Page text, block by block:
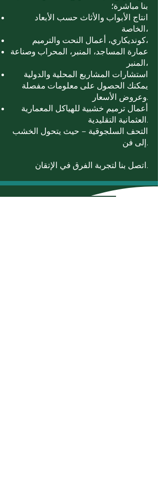
بنا مباشرة؛
انتاج الأبواب والأثاث حسب الأبعاد
الخاصة،
كونديكاري، أعمال النحت والترميم،
عمارة المساجد، المنبر، المحراب وصناعة
المنبر،
استشارات المشاريع المحلية والدولية
يمكنك الحصول على معلومات مفصلة
وعروض الأسعار.
أعمال ترميم خشبية للهياكل المعمارية
العثمانية التقليدية.
التحف السلجوقية – حيث يتحول الخشب
إلى فن.
اتصل بنا لتجربة الفرق في الإتقان.